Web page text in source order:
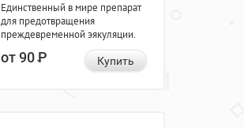
Единственный в мире препарат
для предотвращения
преждевременной эякуляции.
от 90Р Купить